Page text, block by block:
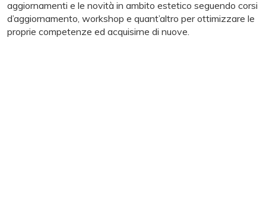
aggiornamenti e le novità in ambito estetico seguendo corsi
d’aggiornamento, workshop e quant’altro per ottimizzare le
proprie competenze ed acquisirne di nuove.